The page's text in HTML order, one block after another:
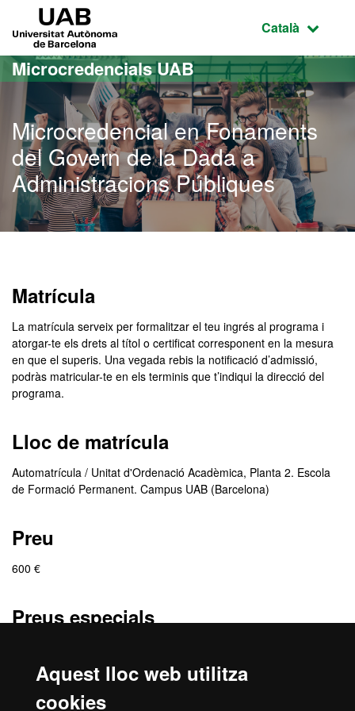
Aquest lloc web utilitza
cookies
Ves al contingut principal
Ves a la navegació de la pàgina
Idioma
Català
Microcredencials UAB
Microcredencial en Fonaments
del Govern de la Dada a
Administracions Públiques
Matrícula
La matrícula serveix per formalitzar el teu ingrés al programa i
atorgar-te els drets al títol o certificat corresponent en la mesura
en que el superis. Una vegada rebis la notificació d’admissió,
podràs matricular-te en els terminis que t’indiqui la direcció del
programa.
Lloc de matrícula
Automatrícula / Unitat d'Ordenació Acadèmica, Planta 2. Escola
de Formació Permanent. Campus UAB (Barcelona)
Preu
600 €
Preus especials
Col·lectiu d'aplicació: Import amb el descompte del Fons
NextGenerationUE aplicat